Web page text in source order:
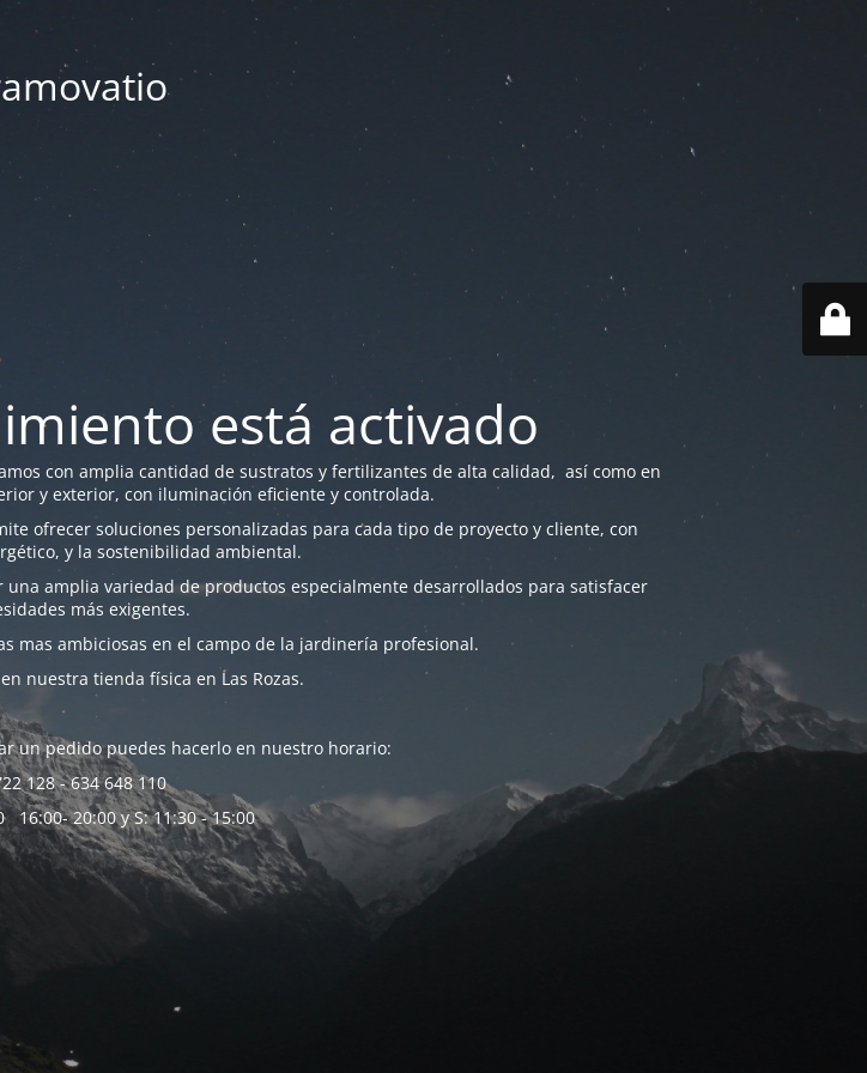
está activado
con amplia cantidad de sustratos y fertilizantes de alta calidad, así como en
y exterior, con iluminación eficiente y controlada.
ofrecer soluciones personalizadas para cada tipo de proyecto y cliente, con
y la sostenibilidad ambiental.
amplia variedad de productos especialmente desarrollados para satisfacer
más exigentes.
mas ambiciosas en el campo de la jardinería profesional.
nuestra tienda física en Las Rozas.
un pedido puedes hacerlo en nuestro horario:
128 - 634 648 110
16:00- 20:00 y S: 11:30 - 15:00